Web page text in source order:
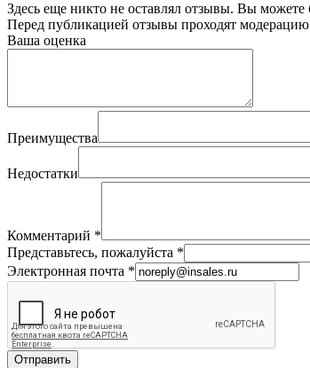
Здесь еще никто не оставлял отзывы. Вы
Перед публикацией отзывы проходят
Ваша оценка
Преимущества
Недостатки
Комментарий *
Представьтесь, пожалуйста *
Электронная почта *
Отправить